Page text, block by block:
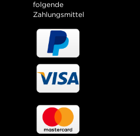
folgende
Zahlungsmittel